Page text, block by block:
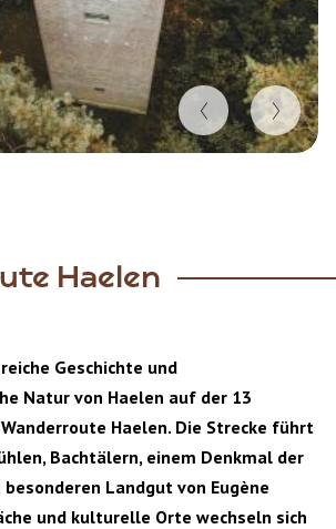
Haelen
Geschichte und
Natur von Haelen auf der 13
Haelen. Die Strecke führt
Bachtälern, einem Denkmal der
Landgut von Eugène
und kulturelle Orte wechseln sich